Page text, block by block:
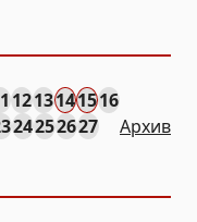
1213141516
24252627
Архив